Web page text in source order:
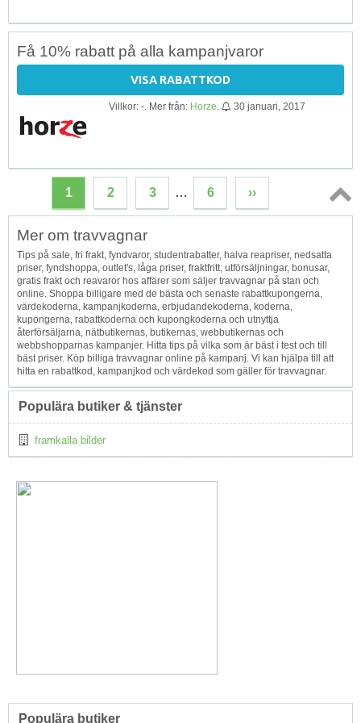
Få 10% rabatt på alla kampanjvaror
VISA RABATTKOD
Villkor: -. Mer från: Horze 30 januari, 2017
1 2 3 … 6 ››
Topp
Mer om travvagnar
Tips på sale, fri frakt, fyndvaror, studentrabatter, halva reapriser, nedsatta
priser, fyndshoppa, outlet's, låga priser, fraktfritt, utförsäljningar, bonusar,
gratis frakt och reavaror hos affärer som säljer travvagnar på stan och
online. Shoppa billigare med de bästa och senaste rabattkupongerna,
värdekoderna, kampanjkoderna, erbjudandekoderna, koderna,
kupongerna, rabattkoderna och kupongkoderna och utnyttja
återförsäljarna, nätbutikernas, butikernas, webbutikernas och
webbshopparnas kampanjer. Hitta tips på vilka som är bäst i test och till
bäst priser. Köp billiga travvagnar online på kampanj. Vi kan hjälpa till att
hitta en rabattkod, kampanjkod och värdekod som gäller för travvagnar.
Populära butiker & tjänster
framkalla bilder
Populära butiker